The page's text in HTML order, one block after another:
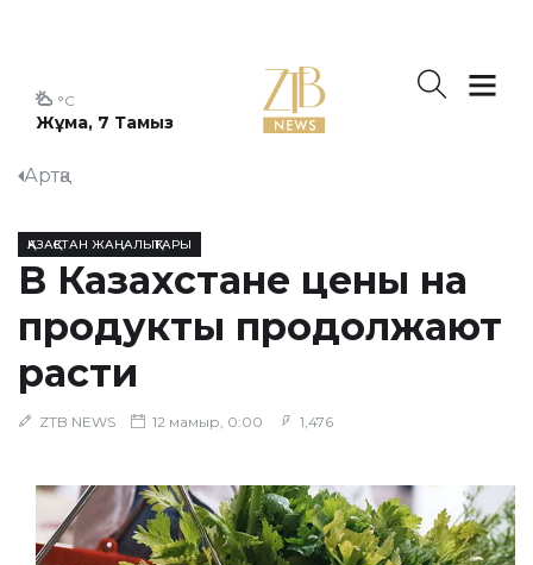
Жұма, 7 Тамыз
°C
Артқа
ҚАЗАҚСТАН ЖАҢАЛЫҚТАРЫ
В Казахстане цены на
продукты продолжают
расти
ZTB NEWS 12 мамыр, 0:00 1,476